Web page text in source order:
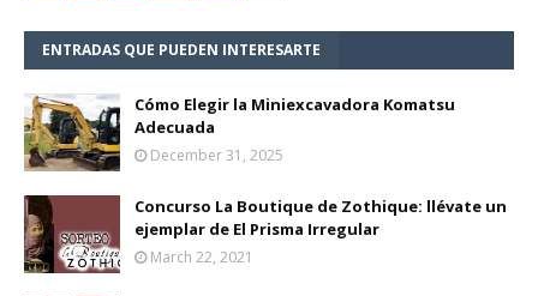
ENTRADAS QUE PUEDEN INTERESARTE
Cómo Elegir la Miniexcavadora Komatsu
Adecuada
December 31, 2025
Concurso La Boutique de Zothique: llévate un
ejemplar de El Prisma Irregular
March 22, 2021